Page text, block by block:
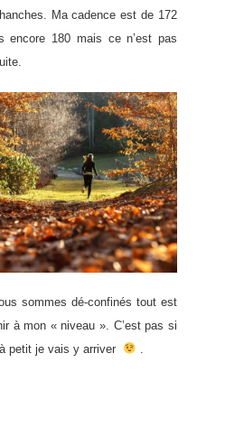
Ma cadence est de 172
encore 180 mais ce n’est pas
sommes dé-confinés tout est
à mon « niveau ». C’est pas si
petit je vais y arriver